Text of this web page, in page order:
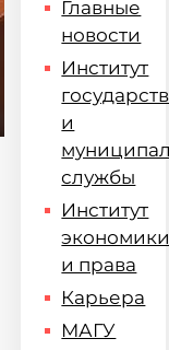
Главные
новости
Институт
и
службы
Институт
и права
Карьера
МАГУ